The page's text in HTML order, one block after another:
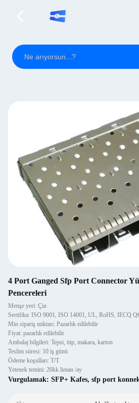
4 Port Ganged Sfp Port Connector
Pencereleri
Menşe yeri: Çin
Sertifika: ISO 9001, ISO 14001, UL, RoHS, IECQ
Min sipariş miktarı: Pazarlık edilebilir
Fiyat: pazarlık edilebilir
Ambalaj bilgileri: Tepsi, tüp, makara, karton
Teslim süresi: 10 iş günü
Ödeme koşulları: T/T
Yetenek temini: 20kk liman /ay
Vurgulamak: SFP+ Kafes, sfp port